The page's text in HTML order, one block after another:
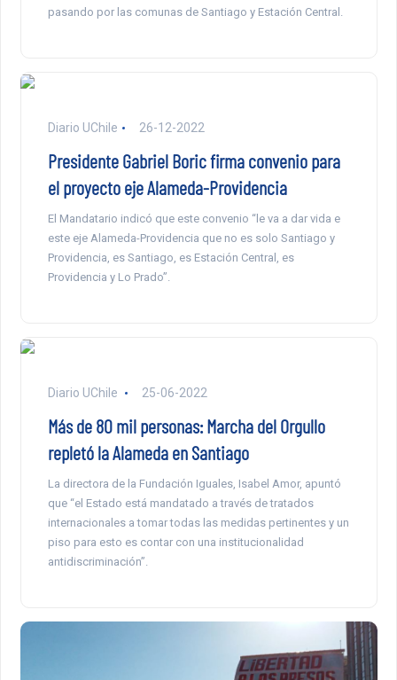
pasando por las comunas de Santiago y Estación Central.
Diario UChile 26-12-2022
Presidente Gabriel Boric firma convenio para
el proyecto eje Alameda-Providencia
El Mandatario indicó que este convenio “le va a dar vida e
este eje Alameda-Providencia que no es solo Santiago y
Providencia, es Santiago, es Estación Central, es
Providencia y Lo Prado”.
Diario UChile 25-06-2022
Más de 80 mil personas: Marcha del Orgullo
repletó la Alameda en Santiago
La directora de la Fundación Iguales, Isabel Amor, apuntó
que “el Estado está mandatado a través de tratados
internacionales a tomar todas las medidas pertinentes y un
piso para esto es contar con una institucionalidad
antidiscriminación”.